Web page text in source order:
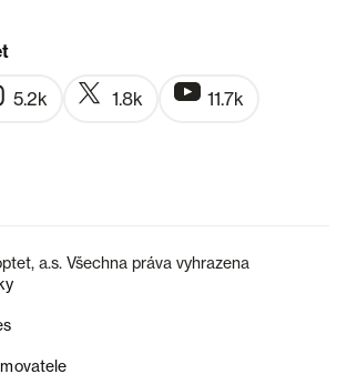
5.2k 1.8k 11.7k
a.s. Všechna práva vyhrazena